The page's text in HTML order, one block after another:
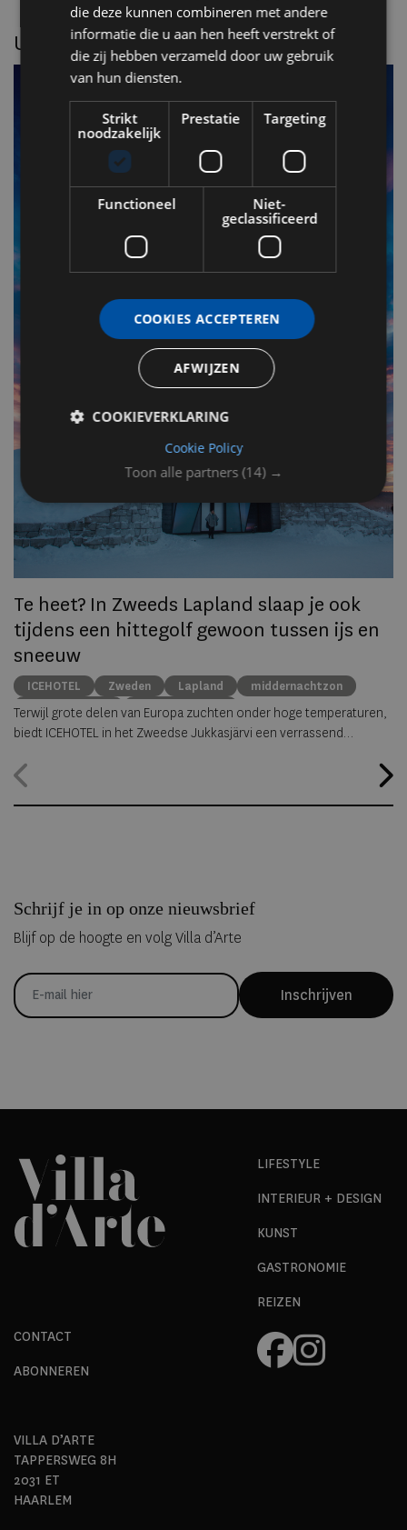
UITGELICHT
Te heet? In Zweeds Lapland slaap je ook
tijdens een hittegolf gewoon tussen ijs en
sneeuw
ICEHOTEL Zweden Lapland
middernachtzon
summer travel
Arctische reizen
Terwijl grote delen van Europa zuchten onder hoge temperaturen,
biedt ICEHOTEL in het Zweedse Jukkasjärvi een verrassend
hele jaar geopend, waardoor gasten zelfs midden in de zomer
Schrijf je in op onze nieuwsbrief
Blijf op de hoogte en volg Villa d’Arte
Inschrijven
LIFESTYLE
INTERIEUR + DESIGN
KUNST
GASTRONOMIE
REIZEN
CONTACT
ABONNEREN
VILLA D’ARTE
TAPPERSWEG 8H
2031 ET
HAARLEM
die deze kunnen combineren met andere
informatie die u aan hen heeft verstrekt of
die zij hebben verzameld door uw gebruik
van hun diensten.
Toon alle partners (14) →
Strikt
noodzakelijk
Prestatie Targeting
Functioneel
Niet-
geclassificeerd
COOKIES ACCEPTEREN
AFWIJZEN
COOKIEVERKLARING
Cookie Policy